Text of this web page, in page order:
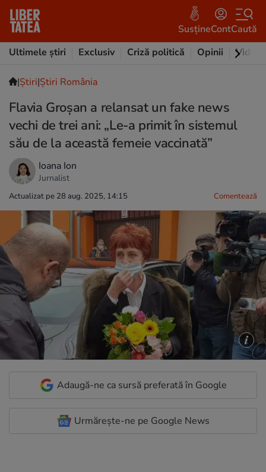
SusțineContCaută
Ultimele știri
Exclusiv Criză politică Opinii Video
|Ştiri|Știri România
Flavia Groșan a relansat un fake news
vechi de trei ani: „Le-a primit în sistemul
său de la această femeie vaccinată”
Ioana Ion
Jurnalist
Actualizat pe 28 aug. 2025, 14:15 Comentează
Adaugă-ne ca sursă preferată în Google
Urmărește-ne pe Google News